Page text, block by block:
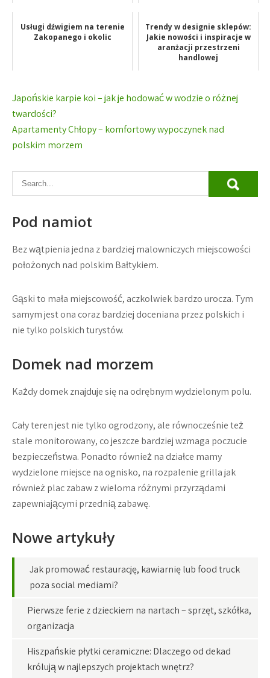
Usługi dźwigiem na terenie
Zakopanego i okolic
Trendy w designie sklepów:
Jakie nowości i inspiracje w
aranżacji przestrzeni
handlowej
Nawigacja
wpisu
Japońskie karpie koi – jak je hodować w wodzie o różnej
twardości?
Apartamenty Chłopy – komfortowy wypoczynek nad
polskim morzem
Pod namiot
Bez wątpienia jedna z bardziej malowniczych miejscowości
położonych nad polskim Bałtykiem.
Gąski to mała miejscowość, aczkolwiek bardzo urocza. Tym
samym jest ona coraz bardziej doceniana przez polskich i
nie tylko polskich turystów.
Domek nad morzem
Każdy domek znajduje się na odrębnym wydzielonym polu.
Cały teren jest nie tylko ogrodzony, ale równocześnie też
stale monitorowany, co jeszcze bardziej wzmaga poczucie
bezpieczeństwa. Ponadto również na działce mamy
wydzielone miejsce na ognisko, na rozpalenie grilla jak
również plac zabaw z wieloma różnymi przyrządami
zapewniającymi przednią zabawę.
Nowe artykuły
Jak promować restaurację, kawiarnię lub food truck
poza social mediami?
Pierwsze ferie z dzieckiem na nartach – sprzęt, szkółka,
organizacja
Hiszpańskie płytki ceramiczne: Dlaczego od dekad
królują w najlepszych projektach wnętrz?